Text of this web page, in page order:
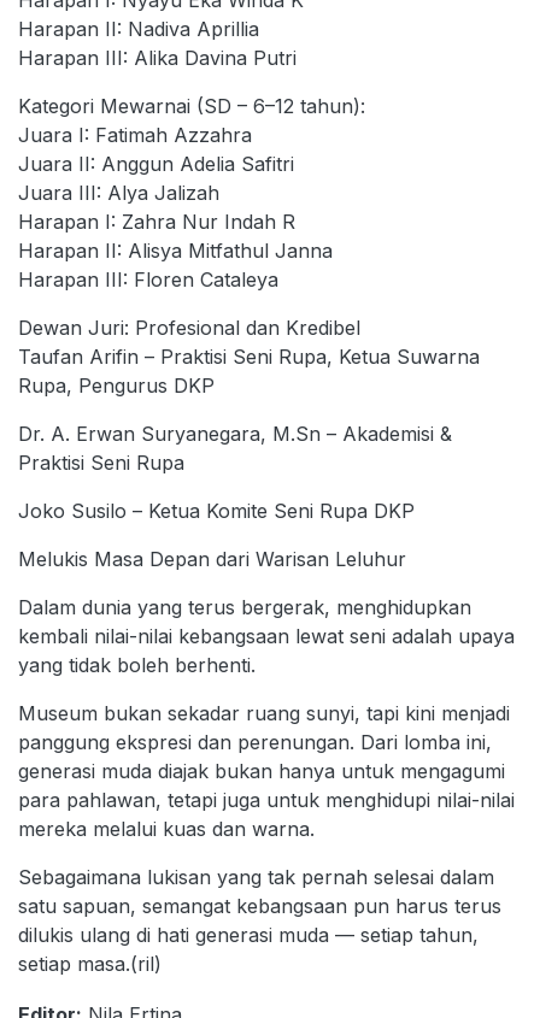
Harapan II: Nadiva Aprillia
Harapan III: Alika Davina Putri
Kategori Mewarnai (SD – 6–12 tahun):
Juara I: Fatimah Azzahra
Juara II: Anggun Adelia Safitri
Juara III: Alya Jalizah
Harapan I: Zahra Nur Indah R
Harapan II: Alisya Mitfathul Janna
Harapan III: Floren Cataleya
Dewan Juri: Profesional dan Kredibel
Taufan Arifin – Praktisi Seni Rupa, Ketua Suwarna
Rupa, Pengurus DKP
Dr. A. Erwan Suryanegara, M.Sn – Akademisi &
Praktisi Seni Rupa
Joko Susilo – Ketua Komite Seni Rupa DKP
Melukis Masa Depan dari Warisan Leluhur
Dalam dunia yang terus bergerak, menghidupkan
kembali nilai-nilai kebangsaan lewat seni adalah upaya
yang tidak boleh berhenti.
Museum bukan sekadar ruang sunyi, tapi kini menjadi
panggung ekspresi dan perenungan. Dari lomba ini,
generasi muda diajak bukan hanya untuk mengagumi
para pahlawan, tetapi juga untuk menghidupi nilai-nilai
mereka melalui kuas dan warna.
Sebagaimana lukisan yang tak pernah selesai dalam
satu sapuan, semangat kebangsaan pun harus terus
dilukis ulang di hati generasi muda — setiap tahun,
setiap masa.(ril)